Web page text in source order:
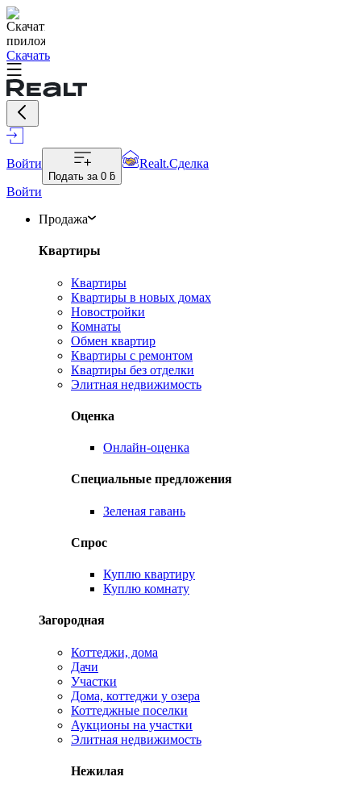
Скачать
Войти
Подать за 0 ƃ
Realt.Сделка
Войти
Продажа
Квартиры
Квартиры
Квартиры в новых домах
Новостройки
Комнаты
Обмен квартир
Квартиры с ремонтом
Квартиры без отделки
Элитная недвижимость
Оценка
Онлайн-оценка
Специальные предложения
Зеленая гавань
Спрос
Куплю квартиру
Куплю комнату
Загородная
Коттеджи, дома
Дачи
Участки
Дома, коттеджи у озера
Коттеджные поселки
Аукционы на участки
Элитная недвижимость
Нежилая